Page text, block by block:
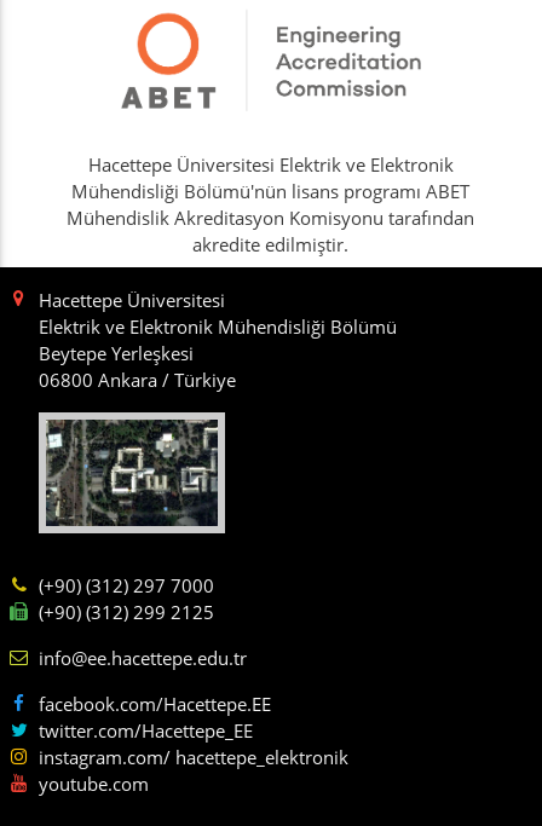
Hacettepe Üniversitesi Elektrik ve Elektronik
Mühendisliği Bölümü'nün lisans programı ABET
Mühendislik Akreditasyon Komisyonu tarafından
akredite edilmiştir.
Hacettepe Üniversitesi
Elektrik ve Elektronik Mühendisliği Bölümü
Beytepe Yerleşkesi
06800 Ankara / Türkiye
(+90) (312) 297 7000
(+90) (312) 299 2125
info@ee.hacettepe.edu.tr
facebook.com/Hacettepe.EE
twitter.com/Hacettepe_EE
instagram.com/ hacettepe_elektronik
youtube.com